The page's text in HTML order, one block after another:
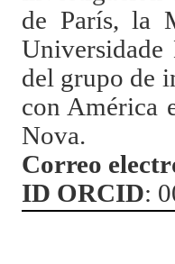
de París, la
del grupo de
con América
Nova.
Correo
ID ORCID: